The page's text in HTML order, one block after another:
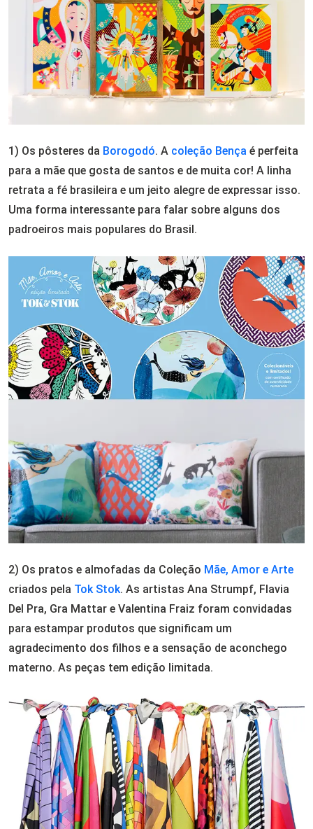
1) Os pôsteres da Borogodó. A coleção Bença é perfeita
para a mãe que gosta de santos e de muita cor! A linha
retrata a fé brasileira e um jeito alegre de expressar isso.
Uma forma interessante para falar sobre alguns dos
padroeiros mais populares do Brasil.
2) Os pratos e almofadas da Coleção Mãe, Amor e Arte
criados pela Tok Stok. As artistas Ana Strumpf, Flavia
Del Pra, Gra Mattar e Valentina Fraiz foram convidadas
para estampar produtos que significam um
agradecimento dos filhos e a sensação de aconchego
materno. As peças tem edição limitada.